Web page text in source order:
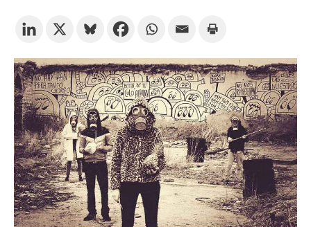
Suscríbete a los boletines electrónicos de la URV Agenda
ESPAÑOL CATALÀ ENGLISH